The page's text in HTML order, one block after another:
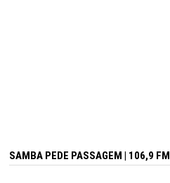
SAMBA PEDE PASSAGEM | 106,9 FM